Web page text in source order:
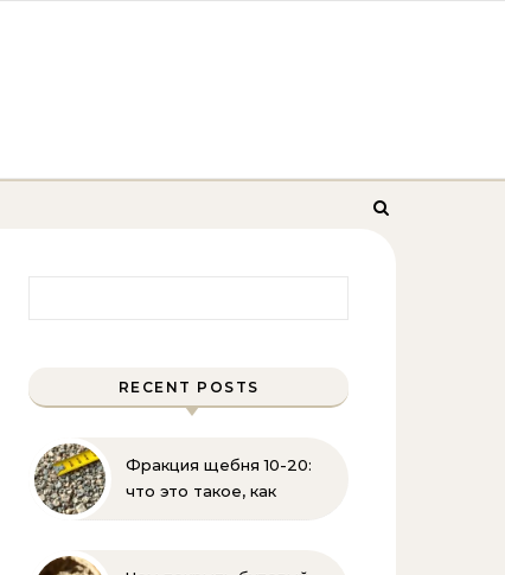
RECENT POSTS
Фракция щебня 10-20:
что это такое, как